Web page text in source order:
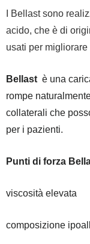
I Bellast sono
acido, che è di
usati per
Bellast è una
rompe
collaterali che
per i pazienti.
Punti di forza
viscosità elevata
composizione